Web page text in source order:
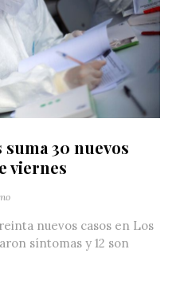
suma 30 nuevos
viernes
nuevos casos en Los
síntomas y 12 son